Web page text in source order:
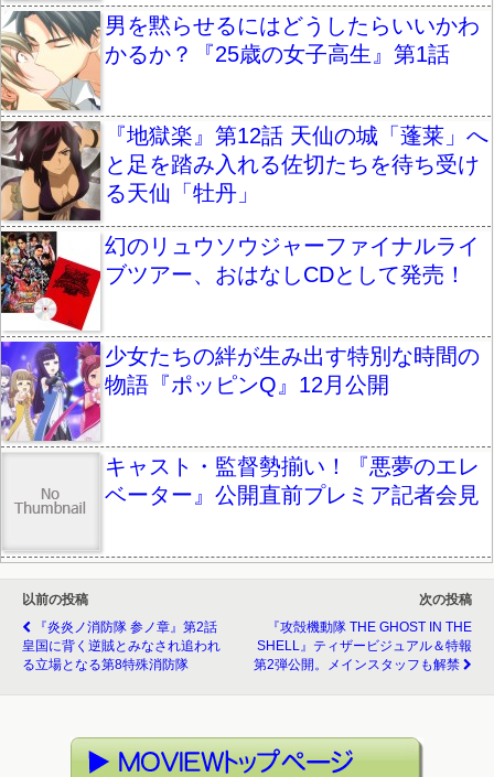
男を黙らせるにはどうしたらいいかわ
かるか？『25歳の女子高生』第1話
『地獄楽』第12話 天仙の城「蓬莱」へ
と足を踏み入れる佐切たちを待ち受け
る天仙「牡丹」
幻のリュウソウジャーファイナルライ
ブツアー、おはなしCDとして発売！
少女たちの絆が生み出す特別な時間の
物語『ポッピンQ』12月公開
キャスト・監督勢揃い！『悪夢のエレ
ベーター』公開直前プレミア記者会見
以前の投稿
『炎炎ノ消防隊 参ノ章』第2話
皇国に背く逆賊とみなされ追われ
る立場となる第8特殊消防隊
次の投稿
『攻殻機動隊 THE GHOST IN THE
SHELL』ティザービジュアル＆特報
第2弾公開。メインスタッフも解禁